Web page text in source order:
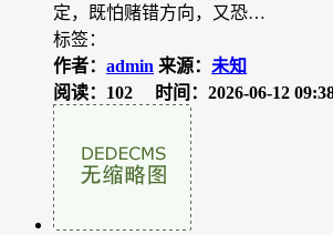
定，既怕赌错方向，又恐…
标签：
作者： admin 来源： 未知
阅读：102
时间：2026-06-12